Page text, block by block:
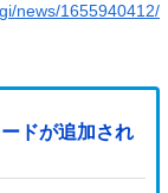
news/1655940412/
ドが追加され